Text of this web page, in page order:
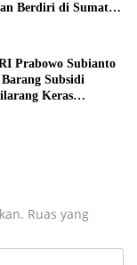
Berdiri di Sumatra
Prabowo Subianto
Barang Subsidi
Keras
Ruas yang